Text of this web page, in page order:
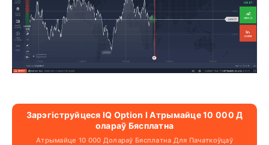
Зарэгіструйцеся IQ Option І Атрымайце 10 000 Д
Олараў Бясплатна
Атрымайце 10 000 Долараў Бясплатна Для Пачаткоўцаў